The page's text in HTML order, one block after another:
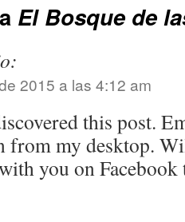
El Bosque de
2015 a las 4:12 am
this post.
from my desktop.
you on Facebook